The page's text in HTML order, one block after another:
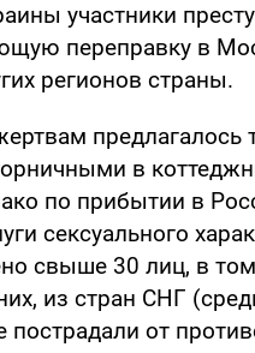
участники
переправку в
регионов страны.
предлагалось
в
по прибытии в
сексуального
свыше 30 лиц, в
из стран СНГ
от